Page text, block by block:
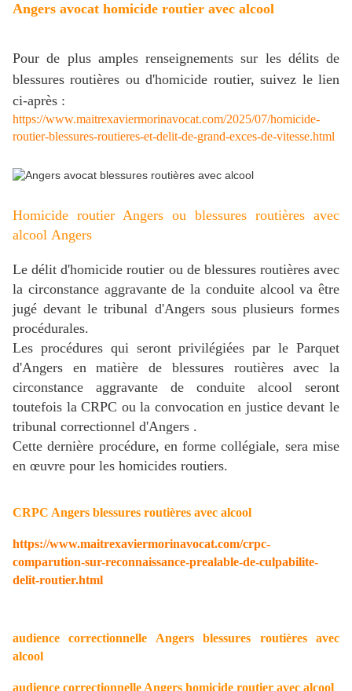
Angers avocat homicide routier avec alcool
Pour de plus amples renseignements sur les délits de
blessures routières ou d'homicide routier, suivez le lien
ci-après :
https://www.maitrexaviermorinavocat.com/2025/07/homicide-
routier-blessures-routieres-et-delit-de-grand-exces-de-vitesse.html
Homicide routier Angers ou blessures routières avec
alcool Angers
Le délit d'homicide routier ou de blessures routières avec
la circonstance aggravante de la conduite alcool va être
jugé devant le tribunal d'Angers sous plusieurs formes
procédurales.
Les procédures qui seront privilégiées par le Parquet
d'Angers en matière de blessures routières avec la
circonstance aggravante de conduite alcool seront
toutefois la CRPC ou la convocation en justice devant le
tribunal correctionnel d'Angers .
Cette dernière procédure, en forme collégiale, sera mise
en œuvre pour les homicides routiers.
CRPC Angers blessures routières avec alcool
https://www.maitrexaviermorinavocat.com/crpc-
comparution-sur-reconnaissance-prealable-de-culpabilite-
delit-routier.html
audience correctionnelle Angersblessures routières avec
alcool
audience correctionnelle Angers homicide routier avec alcool